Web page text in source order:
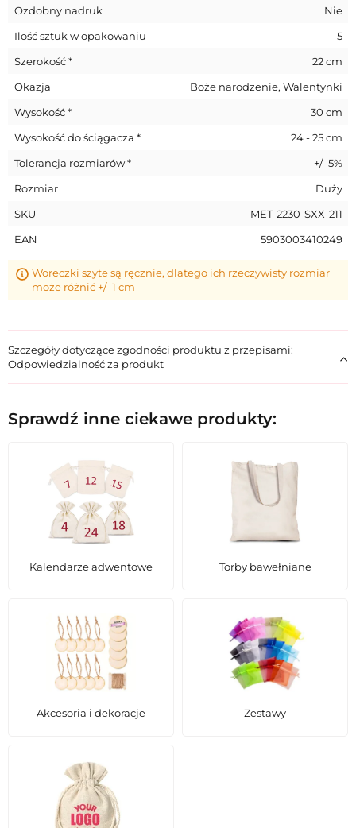
Ozdobny nadruk
Nie
Ilość sztuk w opakowaniu
5
Szerokość *
22 cm
Okazja
Boże narodzenie, Walentynki
Wysokość *
30 cm
Wysokość do ściągacza *
24 - 25 cm
Tolerancja rozmiarów *
+/- 5%
Rozmiar
Duży
SKU
MET-2230-SXX-211
EAN
5903003410249
Woreczki szyte są ręcznie, dlatego ich rzeczywisty rozmiar
może różnić +/- 1 cm
Szczegóły dotyczące zgodności produktu z przepisami:
Odpowiedzialność za produkt
Sprawdź inne ciekawe produkty:
Kalendarze adwentowe Torby bawełniane
Akcesoria i dekoracje Zestawy